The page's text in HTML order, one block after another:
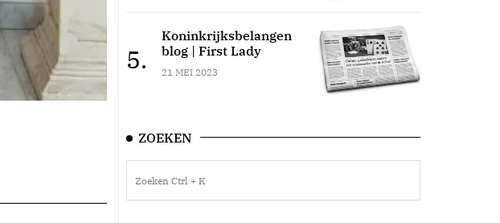
5.
Koninkrijksbelangen
blog | First Lady
21 MEI 2023
ZOEKEN